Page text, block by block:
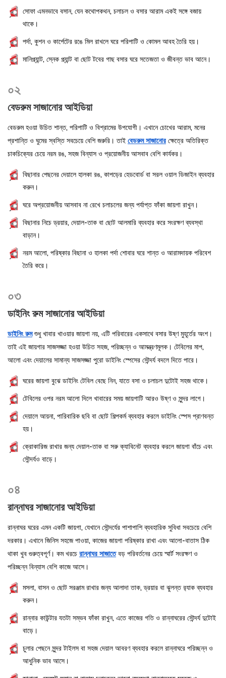
সোফা এমনভাবে বসান, যেন কথোপকথন, চলাচল ও বসার আরাম একই সঙ্গে বজায়
থাকে।
পর্দা, কুশন ও কার্পেটের রঙে মিল রাখলে ঘরে পরিপাটি ও কোমল আবহ তৈরি হয়।
মানিপ্ল্যান্ট, স্নেক প্ল্যান্ট বা ছোট টবের গাছ বসার ঘরে সতেজতা ও জীবন্ত ভাব আনে।
০২
বেডরুম সাজানোর আইডিয়া
বেডরুম হওয়া উচিত শান্ত, পরিপাটি ও বিশ্রামের উপযোগী। এখানে চোখের আরাম, মনের
প্রশান্তি ও ঘুমের স্বস্তি সবচেয়ে বেশি জরুরি। তাই বেডরুম সাজানোরক্ষেত্রে অতিরিক্ত
চাকচিক্যের চেয়ে নরম রঙ, সহজ বিন্যাস ও প্রয়োজনীয় আসবাব বেশি কার্যকর।
বিছানার পেছনের দেয়ালে হালকা রঙ, কাপড়ের হেডবোর্ড বা সরল ওয়াল ডিজাইন ব্যবহার
করুন।
ঘরে অপ্রয়োজনীয় আসবাব না রেখে চলাচলের জন্য পর্যাপ্ত ফাঁকা জায়গা রাখুন।
বিছানার নিচে ড্রয়ার, দেয়াল-তাক বা ছোট আলমারি ব্যবহার করে সংরক্ষণ ব্যবস্থা
বাড়ান।
নরম আলো, পরিষ্কার বিছানা ও হালকা পর্দা শোবার ঘরে শান্ত ও আরামদায়ক পরিবেশ
তৈরি করে।
০৩
ডাইনিং রুম সাজানোর আইডিয়া
ডাইনিং রুমশুধু খাবার খাওয়ার জায়গা নয়, এটি পরিবারের একসাথে বসার উষ্ণ মুহূর্তের অংশ।
তাই এই জায়গার সাজসজ্জা হওয়া উচিত সহজ, পরিচ্ছন্ন ও আমন্ত্রণমূলক। টেবিলের মাপ,
আলো এবং দেয়ালের সামান্য সাজসজ্জা পুরো ডাইনিং স্পেসের সৌন্দর্য বদলে দিতে পারে।
ঘরের জায়গা বুঝে ডাইনিং টেবিল বেছে নিন, যাতে বসা ও চলাচল দুটোই সহজ থাকে।
টেবিলের ওপর নরম আলো দিলে খাবারের সময় জায়গাটি আরও উষ্ণ ও সুন্দর লাগে।
দেয়ালে আয়না, পারিবারিক ছবি বা ছোট শিল্পকর্ম ব্যবহার করলে ডাইনিং স্পেস প্রাণবন্ত
হয়।
ক্রোকারিজ রাখার জন্য দেয়াল-তাক বা সরু ক্যাবিনেট ব্যবহার করলে জায়গা বাঁচে এবং
সৌন্দর্যও বাড়ে।
০৪
রান্নাঘর সাজানোর আইডিয়া
রান্নাঘর ঘরের এমন একটি জায়গা, যেখানে সৌন্দর্যের পাশাপাশি ব্যবহারিক সুবিধা সবচেয়ে বেশি
দরকার। এখানে জিনিস সহজে পাওয়া, কাজের জায়গা পরিষ্কার রাখা এবং আলো-বাতাস ঠিক
থাকা খুব গুরুত্বপূর্ণ। কম খরচে রান্নাঘর সাজাতেবড় পরিবর্তনের চেয়ে স্মার্ট সংরক্ষণ ও
পরিচ্ছন্ন বিন্যাস বেশি কাজে আসে।
মসলা, বাসন ও ছোট সরঞ্জাম রাখার জন্য আলাদা তাক, ড্রয়ার বা ঝুলন্ত র‍্যাক ব্যবহার
করুন।
রান্নার কাউন্টার যতটা সম্ভব ফাঁকা রাখুন, এতে কাজের গতি ও রান্নাঘরের সৌন্দর্য দুটোই
বাড়ে।
চুলার পেছনে সুন্দর টাইলস বা সহজ দেয়াল আবরণ ব্যবহার করলে রান্নাঘরে পরিচ্ছন্ন ও
আধুনিক ভাব আসে।